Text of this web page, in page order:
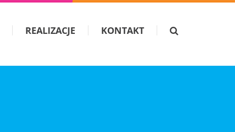
REALIZACJE KONTAKT